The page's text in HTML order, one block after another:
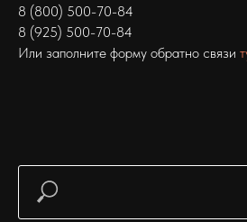
8 (800) 500-70-84
8 (925) 500-70-84
Или заполните форму обратно связи